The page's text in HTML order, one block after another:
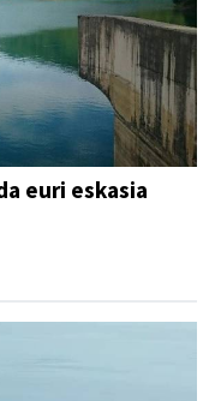
euri eskasia